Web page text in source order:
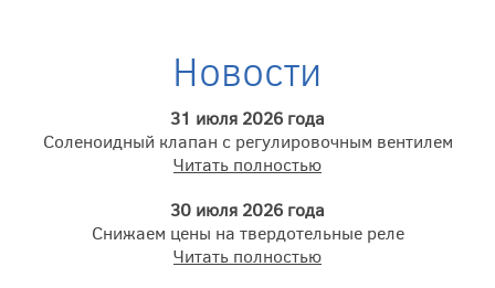
Новости
31 июля 2026 года
Соленоидный клапан с регулировочным вентилем
Читать полностью
30 июля 2026 года
Снижаем цены на твердотельные реле
Читать полностью